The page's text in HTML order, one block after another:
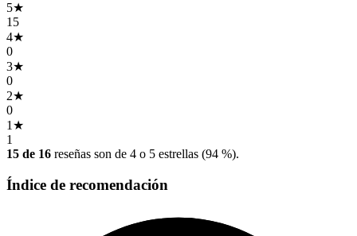
5★
15
4★
0
3★
0
2★
0
1 ★
1
15 de 16 reseñas son de 4 o 5 estrellas (94 %).
Índice de recomendación